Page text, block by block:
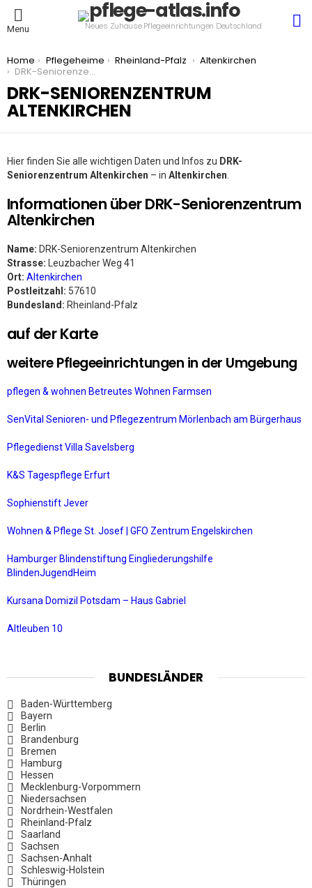
Menu Neues Zuhause Pflegeeinrichtungen Deutschland
You are here:
Home Pflegeheime Rheinland-Pfalz
Altenkirchen
DRK-Seniorenzentrum Altenkirchen
DRK-SENIORENZENTRUM
ALTENKIRCHEN
Hier finden Sie alle wichtigen Daten und Infos zu DRK-
Seniorenzentrum Altenkirchen – in Altenkirchen
Informationen über DRK-Seniorenzentrum
Altenkirchen
Name: DRK-Seniorenzentrum Altenkirchen
Strasse: Leuzbacher Weg 41
Ort: Altenkirchen
Postleitzahl: 57610
Bundesland: Rheinland-Pfalz
auf der Karte
weitere Pflegeeinrichtungen in der Umgebung
pflegen & wohnen Betreutes Wohnen Farmsen
SenVital Senioren- und Pflegezentrum Mörlenbach am Bürgerhaus
Pflegedienst Villa Savelsberg
K&S Tagespflege Erfurt
Sophienstift Jever
Wohnen & Pflege St. Josef | GFO Zentrum Engelskirchen
Hamburger Blindenstiftung Eingliederungshilfe
BlindenJugendHeim
Kursana Domizil Potsdam – Haus Gabriel
Altleuben 10
BUNDESLÄNDER
Baden-Württemberg
Bayern
Berlin
Brandenburg
Bremen
Hamburg
Hessen
Mecklenburg-Vorpommern
Niedersachsen
Nordrhein-Westfalen
Rheinland-Pfalz
Saarland
Sachsen
Sachsen-Anhalt
Schleswig-Holstein
Thüringen